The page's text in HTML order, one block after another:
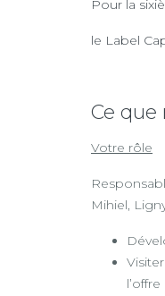
Pour la
le Label
Ce
Votre rôle
Mihiel,